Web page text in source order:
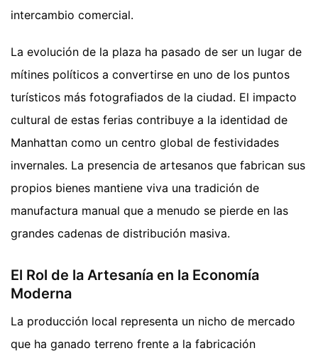
intercambio comercial.
La evolución de la plaza ha pasado de ser un lugar de
mítines políticos a convertirse en uno de los puntos
turísticos más fotografiados de la ciudad. El impacto
cultural de estas ferias contribuye a la identidad de
Manhattan como un centro global de festividades
invernales. La presencia de artesanos que fabrican sus
propios bienes mantiene viva una tradición de
manufactura manual que a menudo se pierde en las
grandes cadenas de distribución masiva.
El Rol de la Artesanía en la Economía
Moderna
La producción local representa un nicho de mercado
que ha ganado terreno frente a la fabricación